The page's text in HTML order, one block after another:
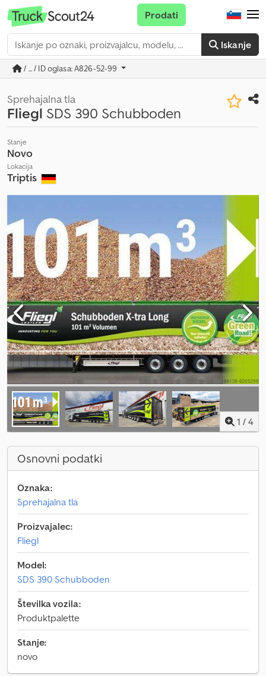
Iskanje
Prodati
/ ... / ID oglasa: A826-52-99
Sprehajalna tla
Fliegl SDS 390 Schubboden
Stanje
Novo
Lokacija
Triptis
1 / 4
Osnovni podatki
Oznaka:
Sprehajalna tla
Proizvajalec:
Fliegl
Model:
SDS 390 Schubboden
Številka vozila:
Produktpalette
Stanje:
novo